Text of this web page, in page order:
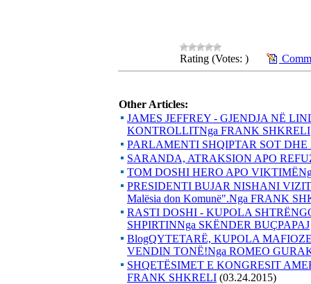
Rating (Votes: )
Other Articles:
JAMES JEFFREY - GJENDJA NË
KONTROLLITNga FRANK SHKRELI
PARLAMENTI SHQIPTAR SOT
SARANDA, ATRAKSION APO
TOM DOSHI HERO APO
PRESIDENTI BUJAR NISHANI
Malësia don Komunë".Nga FRANK
RASTI DOSHI - KUPOLA
SHPIRTINNga SKËNDER BUÇPAPAJ
BlogQYTETARË, KUPOLA
VENDIN TONË!Nga ROMEO
SHQETËSIMET E KONGRESIT
FRANK SHKRELI (03.24.2015)